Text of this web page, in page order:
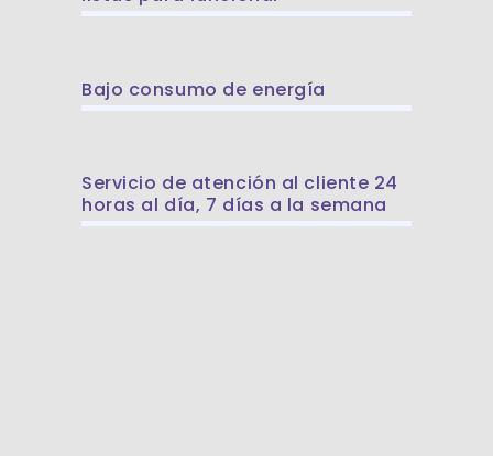
Bajo consumo de energía
Servicio de atención al cliente 24
horas al día, 7 días a la semana